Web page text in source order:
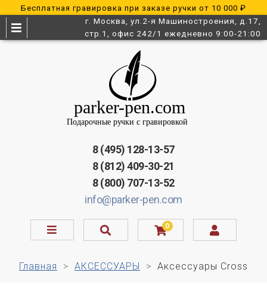
Бесплатная гравировка при заказе ручки от 10 000 ₽
г. Москва, ул.2-я Машиностроения, д.17,
стр.1, офис 242/1 ежедневно 9:00-21:00
8 (495) 128-13-57
8 (812) 409-30-21
8 (800) 707-13-52
info@parker-pen.com
0
Главная АКСЕССУАРЫ Аксессуары Cross